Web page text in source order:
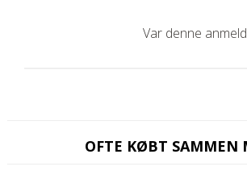
Var denne
OFTE KØBT SAMMEN